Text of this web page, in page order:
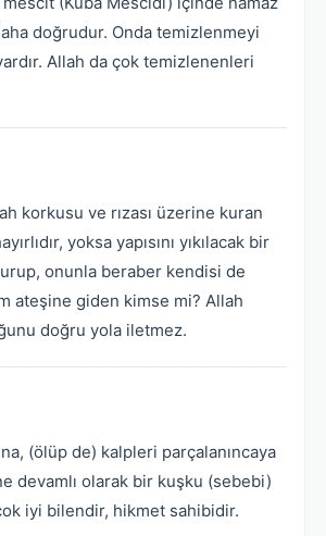
doğrudur. Onda temizlenmeyi
Allah da çok temizlenenleri
korkusu ve rızası üzerine kuran
yoksa yapısını yıkılacak bir
onunla beraber kendisi de
ateşine giden kimse mi? Allah
doğru yola iletmez.
(ölüp de) kalpleri parçalanıncaya
devamlı olarak bir kuşku (sebebi)
iyi bilendir, hikmet sahibidir.